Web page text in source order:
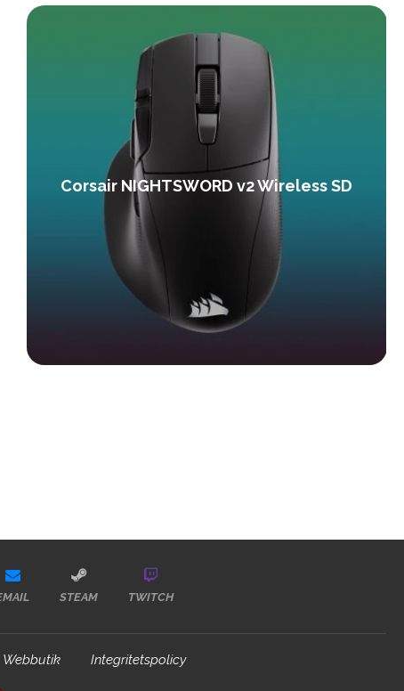
Corsair NIGHTSWORD v2 Wireless SD
STEAM TWITCH
Webbutik Integritetspolicy